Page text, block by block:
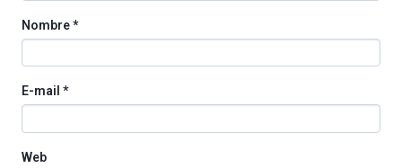
Nombre*
E-mail *
Web